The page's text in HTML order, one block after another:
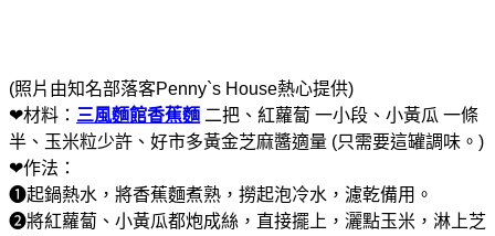
(照片由知名部落客Penny`s House熱心提供)
❤材料： 三風麵館香蕉麵 二把、紅蘿蔔 一小段、小黃瓜 一條
半、玉米粒少許、好市多黃金芝麻醬適量 (只需要這罐調味。)
❤作法：
❶起鍋熱水，將香蕉麵煮熟，撈起泡冷水，濾乾備用。
❷將紅蘿蔔、小黃瓜都炮成絲，直接擺上，灑點玉米，淋上芝